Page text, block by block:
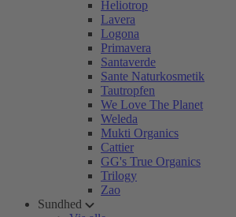
Heliotrop
Lavera
Logona
Primavera
Santaverde
Sante Naturkosmetik
Tautropfen
We Love The Planet
Weleda
Mukti Organics
Cattier
GG's True Organics
Trilogy
Zao
Sundhed